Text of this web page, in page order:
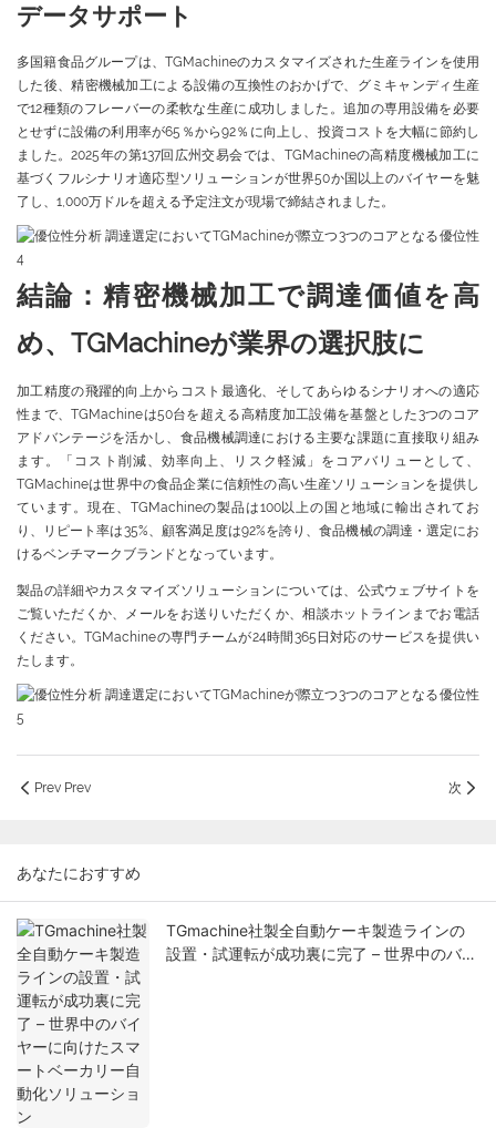
データサポート
多国籍食品グループは、TGMachineのカスタマイズされた生産ラインを使用
した後、精密機械加工による設備の互換性のおかげで、グミキャンディ生産
で12種類のフレーバーの柔軟な生産に成功しました。追加の専用設備を必要
とせずに設備の利用率が65％から92％に向上し、投資コストを大幅に節約し
ました。2025年の第137回広州交易会では、TGMachineの高精度機械加工に
基づくフルシナリオ適応型ソリューションが世界50か国以上のバイヤーを魅
了し、1,000万ドルを超える予定注文が現場で締結されました。
結論：精密機械加工で調達価値を高
め、TGMachineが業界の選択肢に
加工精度の飛躍的向上からコスト最適化、そしてあらゆるシナリオへの適応
性まで、TGMachineは50台を超える高精度加工設備を基盤とした3つのコア
アドバンテージを活かし、食品機械調達における主要な課題に直接取り組み
ます。「コスト削減、効率向上、リスク軽減」をコアバリューとして、
TGMachineは世界中の食品企業に信頼性の高い生産ソリューションを提供し
ています。現在、TGMachineの製品は100以上の国と地域に輸出されてお
り、リピート率は35%、顧客満足度は92%を誇り、食品機械の調達・選定にお
けるベンチマークブランドとなっています。
製品の詳細やカスタマイズソリューションについては、公式ウェブサイトを
ご覧いただくか、メールをお送りいただくか、相談ホットラインまでお電話
ください。TGMachineの専門チームが24時間365日対応のサービスを提供い
たします。
Prev Prev 次
あなたにおすすめ
TGmachine社製全自動ケーキ製造ラインの
設置・試運転が成功裏に完了 – 世界中のバイ